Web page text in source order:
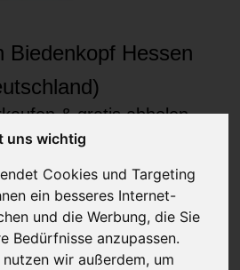
uns wichtig
Cookies und Targeting
ein besseres Internet-
und die Werbung, die Sie
Bedürfnisse anzupassen.
wir außerdem, um
Biedenkopf Hessen
& gratis abholen
lassen